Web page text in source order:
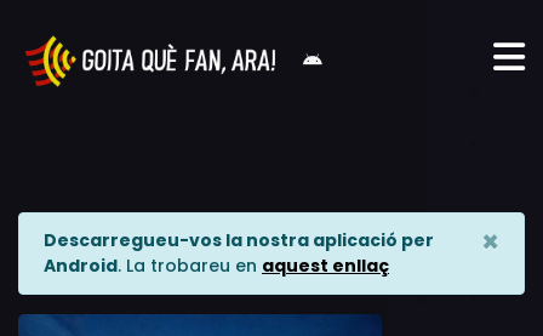
Descarregueu-vos la nostra aplicació per
Android. La trobareu en aquest enllaç
×